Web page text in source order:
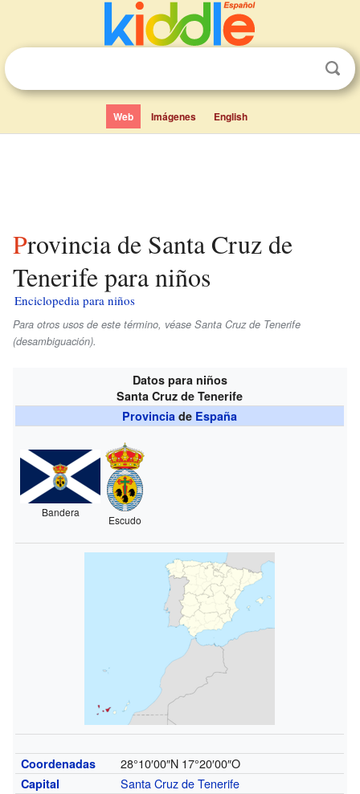
Web Imágenes English
Provincia de Santa Cruz de
Tenerife para niños
Enciclopedia para niños
Para otros usos de este término, véase Santa Cruz de Tenerife
(desambiguación).
Datos para niños
Santa Cruz de Tenerife
Provincia de España
Bandera
Escudo
Coordenadas 28°10′00″N 17°20′00″O
Capital Santa Cruz de Tenerife